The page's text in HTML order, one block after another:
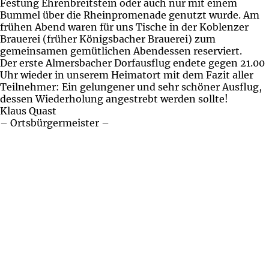
Festung Ehrenbreitstein oder auch nur mit einem
Bummel über die Rheinpromenade genutzt wurde. Am
frühen Abend waren für uns Tische in der Koblenzer
Brauerei (früher Königsbacher Brauerei) zum
gemeinsamen gemütlichen Abendessen reserviert.
Der erste Almersbacher Dorfausflug endete gegen 21.00
Uhr wieder in unserem Heimatort mit dem Fazit aller
Teilnehmer: Ein gelungener und sehr schöner Ausflug,
dessen Wiederholung angestrebt werden sollte!
Klaus Quast
– Ortsbürgermeister –